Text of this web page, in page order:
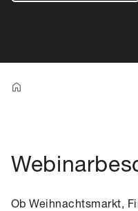
Ob Weihnachtsmarkt,